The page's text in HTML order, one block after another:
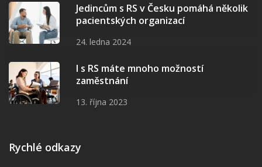
Jedincům s RS v Česku pomáhá několik
pacientských organizací
24. ledna 2024
I s RS máte mnoho možností
zaměstnání
13. října 2023
Rychlé odkazy